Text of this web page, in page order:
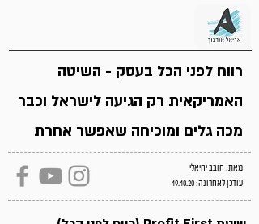
רווח לפני הכל בעסק - השיטה
האמריקאית רק הגיעה לישראל וכבר
מכה גלים ומוכיחה שאפשר אחרת
מאת: חובב יחיאלי
עודכן לאחרונה: 19.10.20